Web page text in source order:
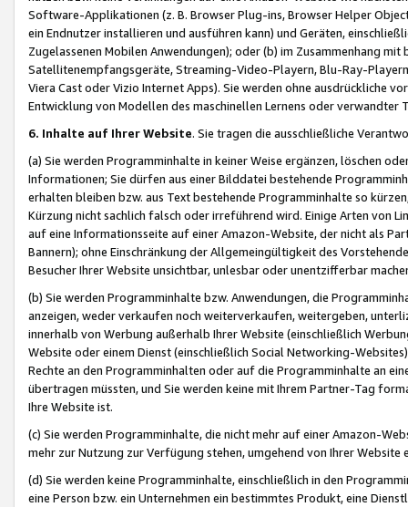
Software-Applikationen (z. B. Browser Plug-ins, Browser Helper
ein Endnutzer installieren und ausführen kann) und Geräten,
Zugelassenen Mobilen Anwendungen); oder (b) im Zusammenhang
Satellitenempfangsgeräte, Streaming-Video-Playern, Blu-Ray-
Viera Cast oder Vizio Internet Apps). Sie werden ohne ausdrückliche
Entwicklung von Modellen des maschinellen Lernens oder
6. Inhalte auf Ihrer Website. Sie tragen die ausschließliche
(a) Sie werden Programminhalte in keiner Weise ergänzen, löschen
Informationen; Sie dürfen aus einer Bilddatei bestehende
erhalten bleiben bzw. aus Text bestehende Programminhalte so
Kürzung nicht sachlich falsch oder irreführend wird. Einige Arten von
auf eine Informationsseite auf einer Amazon-Website, der nicht als
Bannern); ohne Einschränkung der Allgemeingültigkeit des
Besucher Ihrer Website unsichtbar, unlesbar oder unentzifferbar
(b) Sie werden Programminhalte bzw. Anwendungen, die
anzeigen, weder verkaufen noch weiterverkaufen, weitergeben,
innerhalb von Werbung außerhalb Ihrer Website (einschließlich
Website oder einem Dienst (einschließlich Social Networking-
Rechte an den Programminhalten oder auf die Programminhalte an
übertragen müssten, und Sie werden keine mit Ihrem Partner-Tag
Ihre Website ist.
(c) Sie werden Programminhalte, die nicht mehr auf einer Amazon-
mehr zur Nutzung zur Verfügung stehen, umgehend von Ihrer
(d) Sie werden keine Programminhalte, einschließlich in den
eine Person bzw. ein Unternehmen ein bestimmtes Produkt, eine